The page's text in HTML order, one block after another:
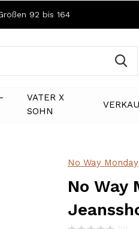
VATER X
SOHN
92 bis 164
No Way Monday
No Way